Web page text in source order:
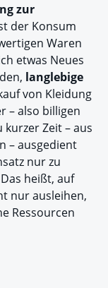
zur
der Konsum
Waren
etwas Neues
langlebige
von Kleidung
– also billigen
kurzer Zeit – aus
– ausgedient
nur zu
heißt, auf
nur ausleihen,
Ressourcen